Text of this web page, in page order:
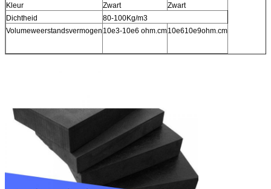
Kleur
Zwart
Zwart
Dichtheid
80-100Kg/m3
Volumeweerstandsvermogen 10e3-10e6 ohm.cm10e610e9ohm.cm